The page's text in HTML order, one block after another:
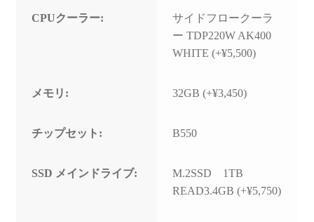
CPUクーラー:
サイドフロークーラ
ー TDP220W AK400
WHITE (+¥5,500)
メモリ: 32GB (+¥3,450)
チップセット: B550
SSD メインドライブ:
M.2SSD 1TB
READ3.4GB (+¥5,750)